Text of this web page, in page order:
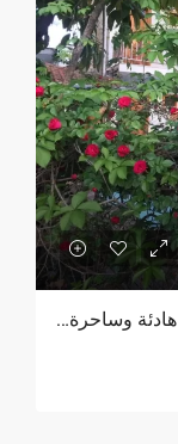
فندق بوتيكي للبيع بكيمر يقع في منطقة هادئة وساحرة محاط بالطبيعة الخلابة.